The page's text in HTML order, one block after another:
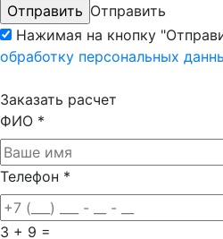
Отправить
Нажимая на кнопку
обработку персональных
Заказать расчет
ФИО *
Телефон *
3 + 9 =